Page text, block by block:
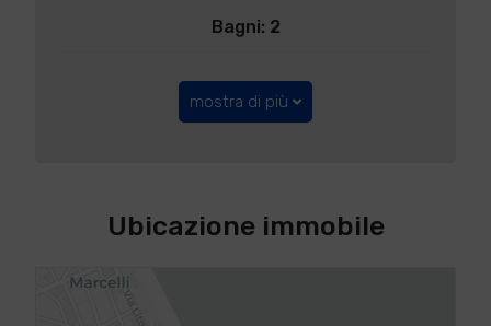
Bagni: 2
mostra di più
Ubicazione immobile